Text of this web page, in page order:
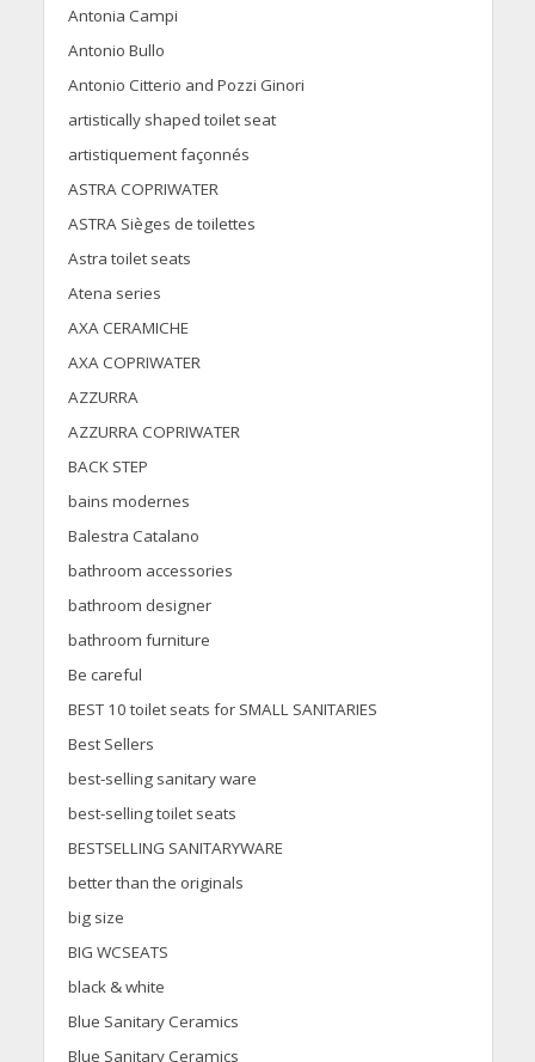
Antonia Campi
Antonio Bullo
Antonio Citterio and Pozzi Ginori
artistically shaped toilet seat
artistiquement façonnés
ASTRA COPRIWATER
ASTRA Sièges de toilettes
Astra toilet seats
Atena series
AXA CERAMICHE
AXA COPRIWATER
AZZURRA
AZZURRA COPRIWATER
BACK STEP
bains modernes
Balestra Catalano
bathroom accessories
bathroom designer
bathroom furniture
Be careful
BEST 10 toilet seats for SMALL SANITARIES
Best Sellers
best-selling sanitary ware
best-selling toilet seats
BESTSELLING SANITARYWARE
better than the originals
big size
BIG WCSEATS
black & white
Blue Sanitary Ceramics
Blue Sanitary Ceramics